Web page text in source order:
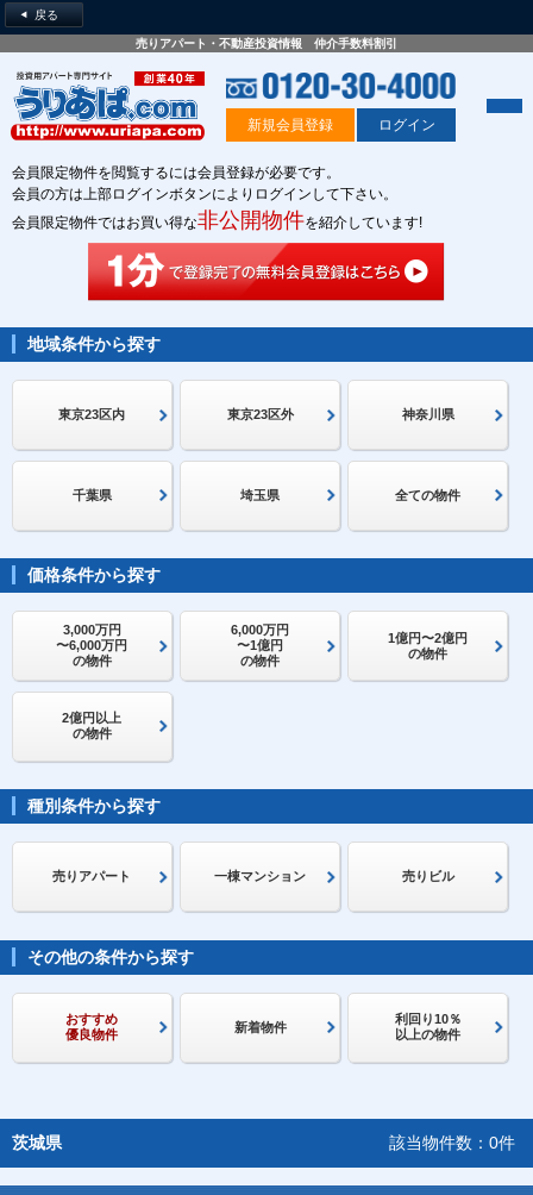
戻る
売りアパート・不動産投資情報 仲介手数料割引
新規会員登録 ログイン
会員限定物件を閲覧するには会員登録が必要です。
会員の方は上部ログインボタンによりログインして下さい。
会員限定物件ではお買い得な非公開物件を紹介しています!
地域条件から探す
東京23区内 東京23区外 神奈川県
千葉県 埼玉県 全ての物件
価格条件から探す
3,000万円
〜6,000万円
の物件
6,000万円
〜1億円
の物件
1億円〜2億円
の物件
2億円以上
の物件
種別条件から探す
売りアパート 一棟マンション 売りビル
その他の条件から探す
おすすめ
優良物件
新着物件
利回り10％
以上の物件
茨城県 該当物件数：0件